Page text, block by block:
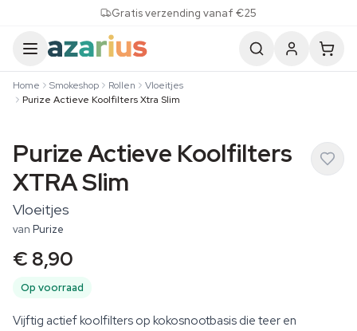
Gratis verzending vanaf €25
Home Smokeshop Rollen
Vloeitjes
Purize Actieve Koolfilters Xtra Slim
Purize Actieve Koolfilters
XTRA Slim
Vloeitjes
van Purize
€ 8,90
Op voorraad
Vijftig actief koolfilters op kokosnootbasis die teer en